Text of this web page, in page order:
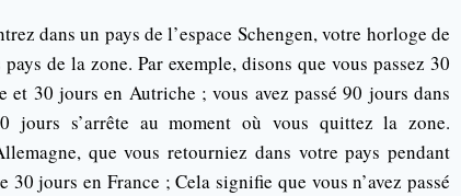
dans un pays de l’espace Schengen, votre horloge de
de la zone. Par exemple, disons que vous passez 30
30 jours en Autriche ; vous avez passé 90 jours dans
jours s’arrête au moment où vous quittez la zone.
que vous retourniez dans votre pays pendant
jours en France ; Cela signifie que vous n’avez passé